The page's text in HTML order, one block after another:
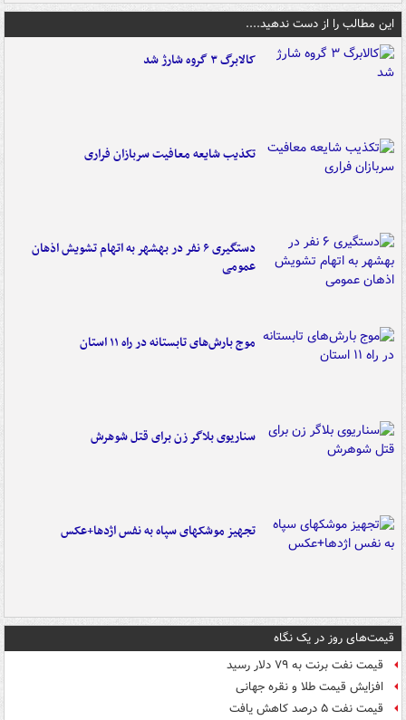
این مطالب را از دست ندهید....
کالابرگ ۳ گروه شارژ شد
تکذیب شایعه معافیت سربازان فراری
دستگیری ۶ نفر در بهشهر به اتهام تشویش اذهان
عمومی
موج بارش‌های تابستانه در راه ۱۱ استان
سناریوی بلاگر زن برای قتل شوهرش
تجهیز موشکهای سپاه به نفس اژدها+عکس
قیمت‌های روز در یک نگاه
قیمت نفت برنت به ۷۹ دلار رسید
افزایش قیمت طلا و نقره جهانی
قیمت نفت ۵ درصد کاهش یافت